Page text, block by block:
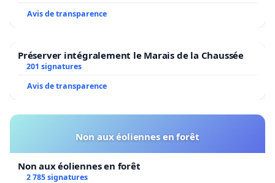
Avis de transparence
Préserver intégralement le Marais de la Chaussée
201 signatures
Avis de transparence
Non aux éoliennes en forêt
Non aux éoliennes en forêt
2 785 signatures